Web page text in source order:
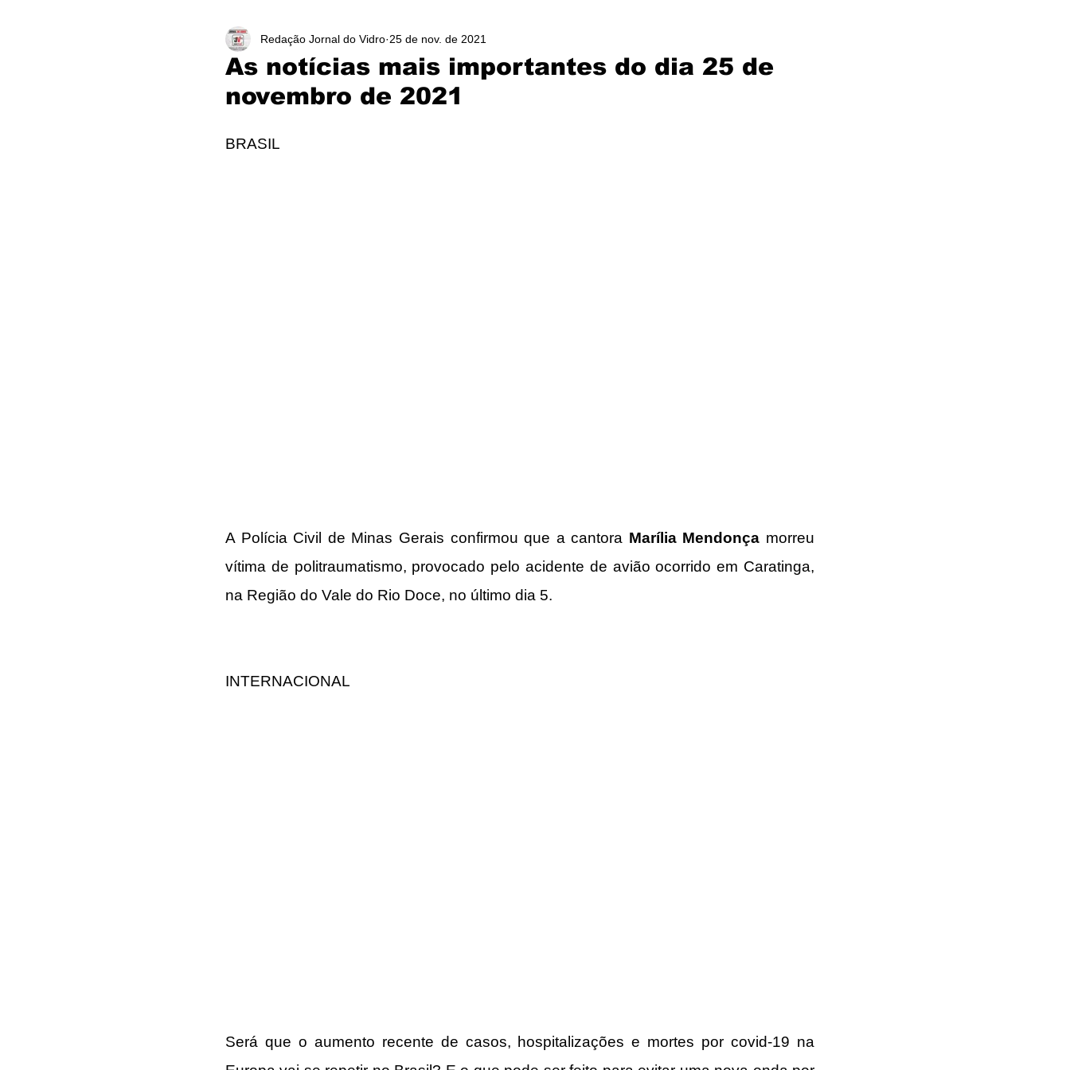
As notícias mais importantes do dia 25 de
novembro de 2021
Redação Jornal do Vidro 25 de nov. de 2021
BRASIL
A Polícia Civil de Minas Gerais confirmou que a cantora Marília Mendonça morreu
vítima de politraumatismo, provocado pelo acidente de avião ocorrido em Caratinga,
na Região do Vale do Rio Doce, no último dia 5.
INTERNACIONAL
Será que o aumento recente de casos, hospitalizações e mortes por covid-19 na